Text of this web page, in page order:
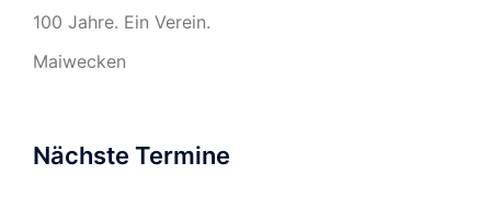
100 Jahre. Ein Verein.
Maiwecken
Nächste Termine